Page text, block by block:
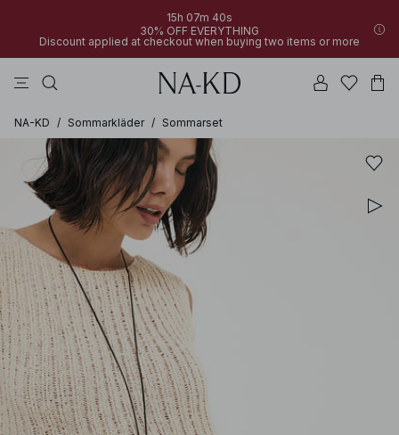
15h 07m 40s
30% OFF EVERYTHING
Discount applied at checkout when buying two items or more
NA-KD / Sommarkläder / Sommarset